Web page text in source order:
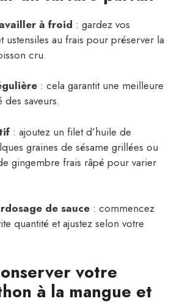
à froid : gardez vos
ustensiles au frais pour préserver la
cru.
: cela garantit une meilleure
saveurs.
: ajoutez un filet d’huile de
graines de sésame grillées ou
gingembre frais râpé pour varier
de sauce : commencez
quantité et ajustez selon votre
votre
à la mangue et